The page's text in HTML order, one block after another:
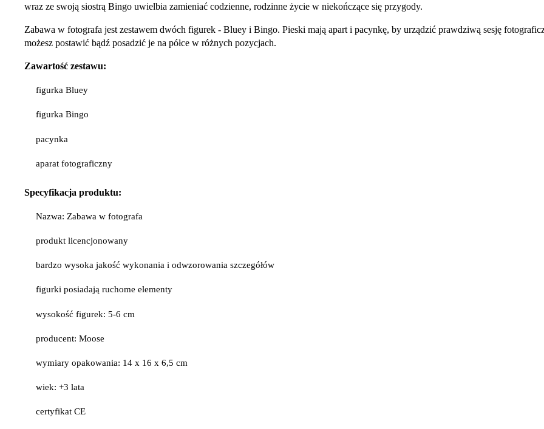
wraz ze swoją siostrą Bingo uwielbia zamieniać codzienne, rodzinne życie w niekończące się przygody.
Zabawa w fotografa jest zestawem dwóch figurek - Bluey i Bingo. Pieski mają apart i pacynkę, by urządzić prawdziwą sesję
możesz postawić bądź posadzić je na półce w różnych pozycjach.
Zawartość zestawu:
figurka Bluey
figurka Bingo
pacynka
aparat fotograficzny
Specyfikacja produktu:
Nazwa: Zabawa w fotografa
produkt licencjonowany
bardzo wysoka jakość wykonania i odwzorowania szczegółów
figurki posiadają ruchome elementy
wysokość figurek: 5-6 cm
producent: Moose
wymiary opakowania: 14 x 16 x 6,5 cm
wiek: +3 lata
certyfikat CE